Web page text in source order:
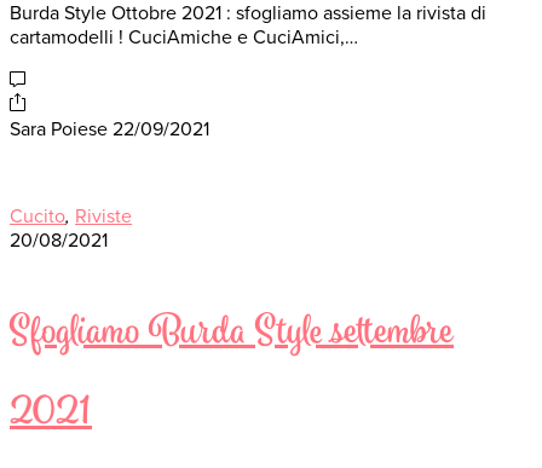
Burda Style Ottobre 2021 : sfogliamo assieme la rivista di
cartamodelli ! CuciAmiche e CuciAmici,…
Sara Poiese 22/09/2021
Cucito, Riviste
20/08/2021
Sfogliamo Burda Style settembre
2021